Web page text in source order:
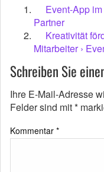
Event-App
Partner
Kreativität
Mitarbeiter ›
Schreiben Sie
Ihre E-Mail-Adresse
Felder sind mit*
Kommentar *